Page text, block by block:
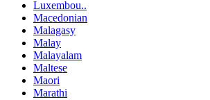
Luxembou..
Macedonian
Malagasy
Malay
Malayalam
Maltese
Maori
Marathi